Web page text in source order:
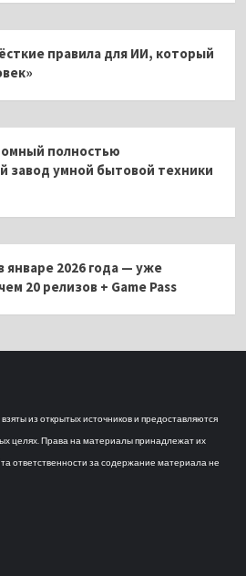
правила для ИИ, который
полностью
завод умной бытовой техники
январе 2026 года — уже
20 релизов + Game Pass
из открытых источников и предоставляются
целях. Права на материалы принадлежат их
ответственности за содержание материала не